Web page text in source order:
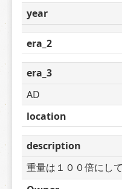
year
era_2
era_3
AD
location
description
重量は１００倍にして